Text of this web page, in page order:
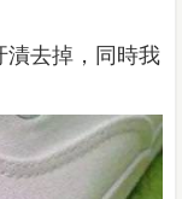
漬去掉，同時我